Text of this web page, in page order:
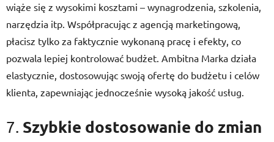
wiąże się z wysokimi kosztami – wynagrodzenia, szkolenia,
narzędzia itp. Współpracując z agencją marketingową,
płacisz tylko za faktycznie wykonaną pracę i efekty, co
pozwala lepiej kontrolować budżet. Ambitna Marka działa
elastycznie, dostosowując swoją ofertę do budżetu i celów
klienta, zapewniając jednocześnie wysoką jakość usług.
7. Szybkie dostosowanie do zmian